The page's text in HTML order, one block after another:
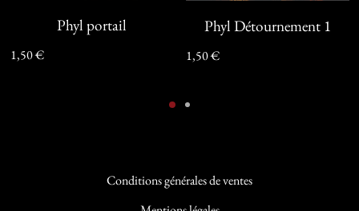
Phyl portail
1,50€
Phyl Détournement 1
1,50€
Conditions générales de ventes